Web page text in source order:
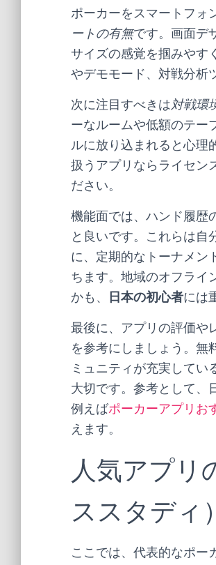
ポーカーをスマートフォ
ートの有無です。画面デ
サイズの感覚を掴みやす
やデモモード、対戦分析
次に注目すべきは対戦環
ーなルームや低額のテー
ルに放り込まれると心理
扱うアプリならライセン
ださい。
機能面では、ハンド履歴
と良いです。これらは自
に、定期的なトーナメン
ちます。地域のオフライ
かも、
日本の初心者には
最後に、アプリの評価や
を参考にしましょう。無
ミュニティが充実してい
大切です。参考として、
例えばポーカーアプリお
えます。
人気アプリ
ススタディ）
ここでは、代表的なポー